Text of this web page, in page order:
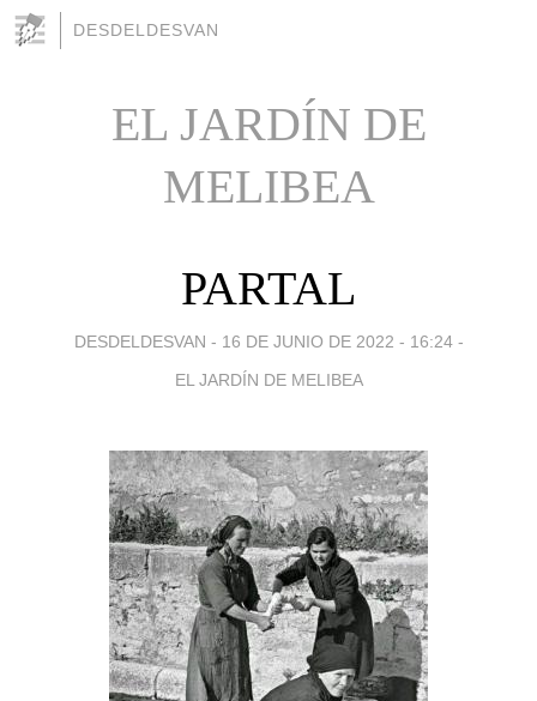
DESDELDESVAN
EL JARDÍN DE
MELIBEA
PARTAL
DESDELDESVAN - 16 DE JUNIO DE 2022 - 16:24 -
EL JARDÍN DE MELIBEA